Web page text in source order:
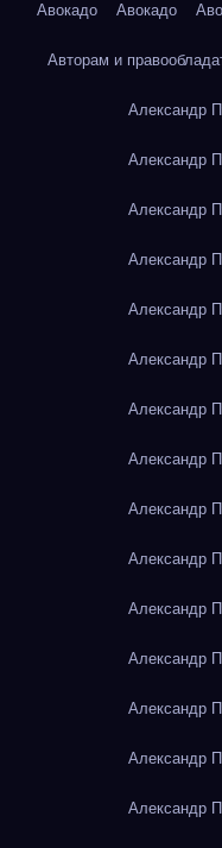
Авокадо Авокадо
Авторам и
Александр
Александр
Александр
Александр
Александр
Александр
Александр
Александр
Александр
Александр
Александр
Александр
Александр
Александр
Александр